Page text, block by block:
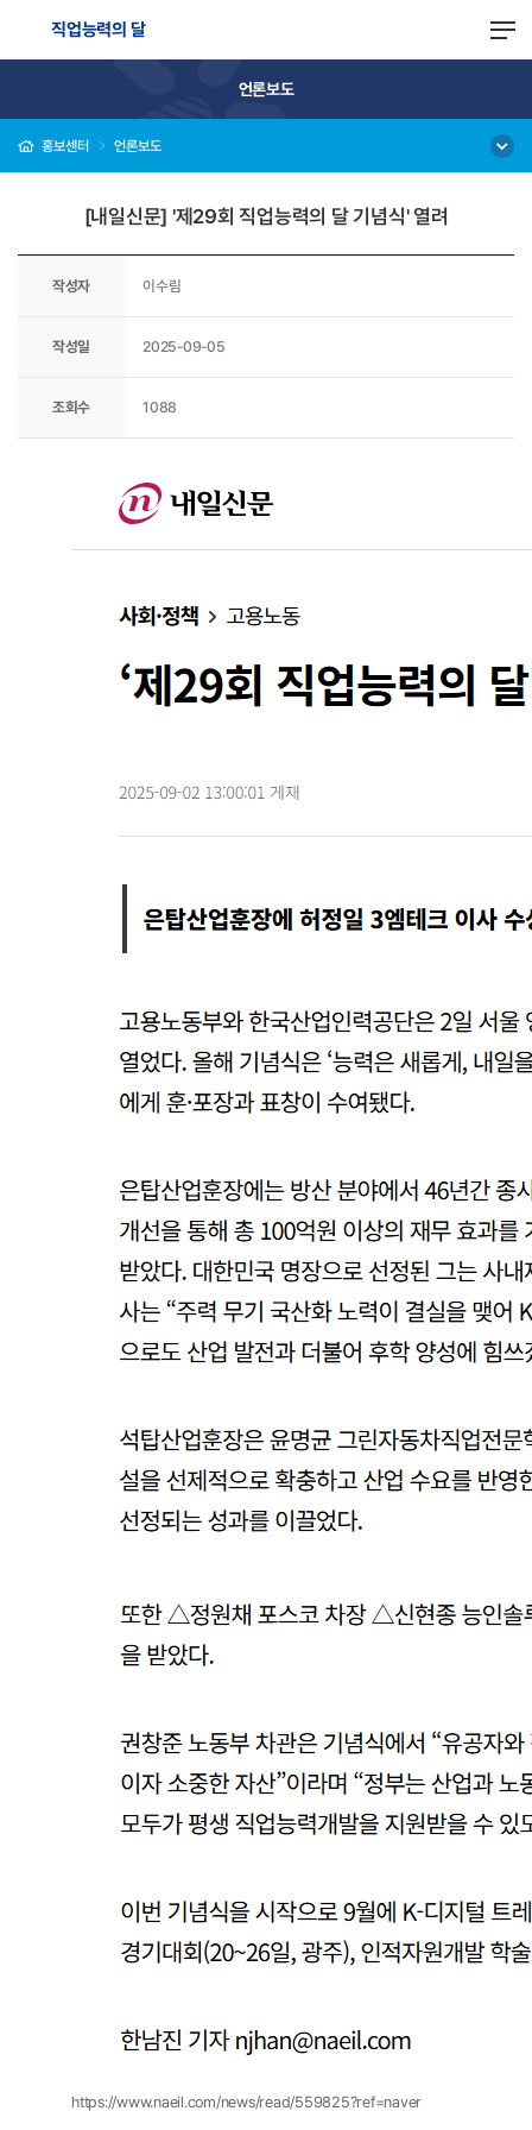
직업능력의 달
언론보도
홍보센터 언론보도
[내일신문] '제29회 직업능력의 달 기념식' 열려
작성자 이수림
작성일 2025-09-05
조회수 1088
https://www.naeil.com/news/read/559825?ref=naver